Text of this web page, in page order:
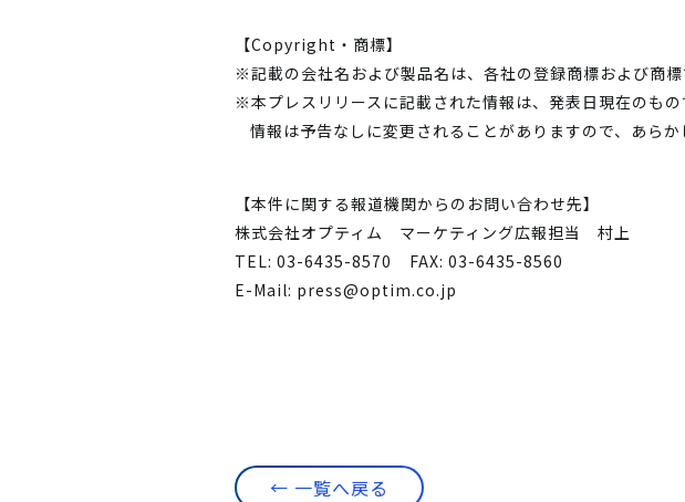
【Copyright・商標】
※記載の会社名および製品名は、各社の登録商標および商標
※本プレスリリースに記載された情報は、発表日現在のも
情報は予告なしに変更されることがありますので、あらか
【本件に関する報道機関からのお問い合わせ先】
株式会社オプティム マーケティング広報担当 村上
TEL: 03-6435-8570
FAX: 03-6435-8560
E-Mail: press@optim.co.jp
← 一覧へ戻る